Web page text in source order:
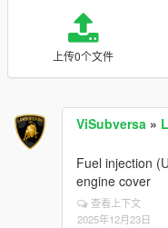
上传0个文件
ViSubversa »
Fuel injection
engine cover
查看上下文
2025年12月23日